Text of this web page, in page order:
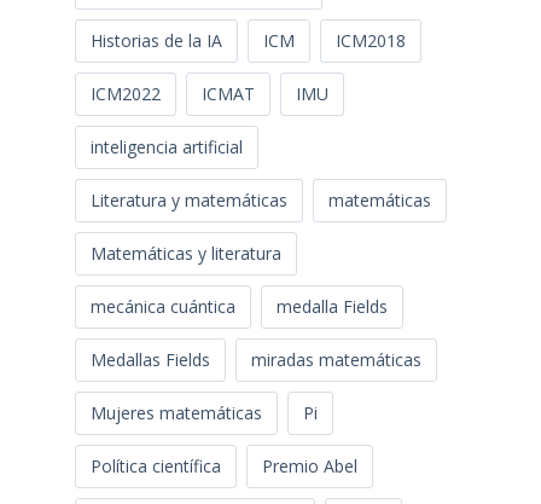
Historias de la IA ICM ICM2018
ICM2022 ICMAT IMU
inteligencia artificial
Literatura y matemáticas matemáticas
Matemáticas y literatura
mecánica cuántica medalla Fields
Medallas Fields miradas matemáticas
Mujeres matemáticas Pi
Política científica Premio Abel